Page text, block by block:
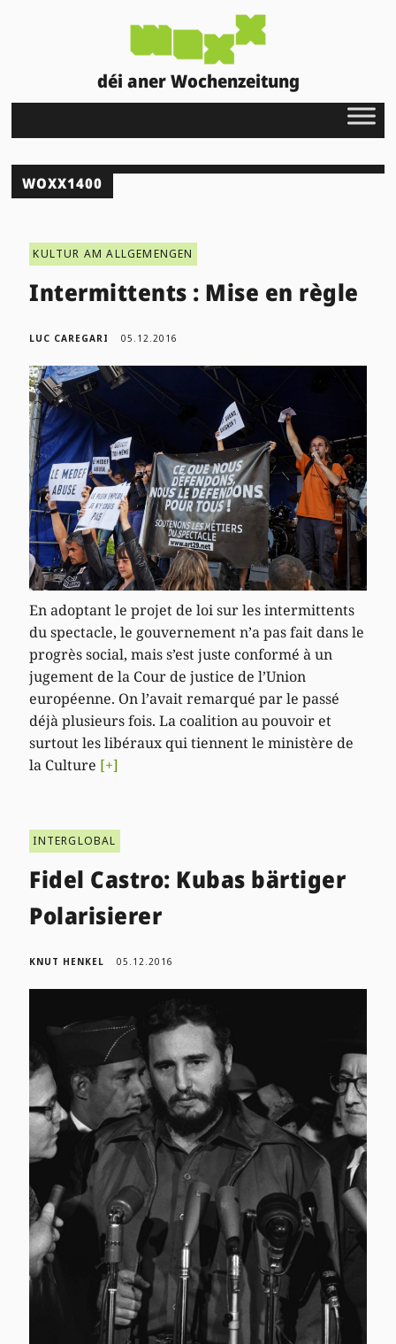
déi aner Wochenzeitung
WOXX1400
KULTUR AM ALLGEMENGEN
Intermittents : Mise en règle
LUC CAREGARI 05.12.2016
En adoptant le projet de loi sur les intermittents
du spectacle, le gouvernement n’a pas fait dans le
progrès social, mais s’est juste conformé à un
jugement de la Cour de justice de l’Union
européenne. On l’avait remarqué par le passé
déjà plusieurs fois. La coalition au pouvoir et
surtout les libéraux qui tiennent le ministère de
la Culture [+]
INTERGLOBAL
Fidel Castro: Kubas bärtiger
Polarisierer
KNUT HENKEL 05.12.2016